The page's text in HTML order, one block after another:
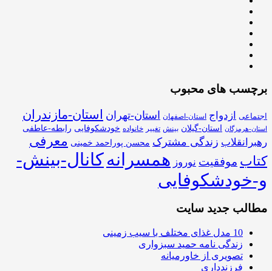
برچسب های محبوب
اجتماعی ازدواج استان-اصفهان استان-تهران استان-مازندران
استان-هرمزگان استان-گیلان بینش تغییر خانواده خودشکوفایی رابطه-عاطفی
رهبرانقلاب زندگی مشترک محسن پوراحمد خمینی معرفی
کتاب موفقیت نوروز همسرانهکانال-بینش-
و-خودشکوفایی
مطالب جدید سایت
10 مدل غذای مختلف با سیب زمینی
زندگی نامه حمید سبزواری
تصویری از خاورمیانه
فرزندداری